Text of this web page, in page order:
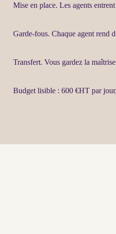
Mise en place. Les agents
Garde-fous. Chaque agent rend
Transfert. Vous gardez la
Budget lisible : 600 €HT par